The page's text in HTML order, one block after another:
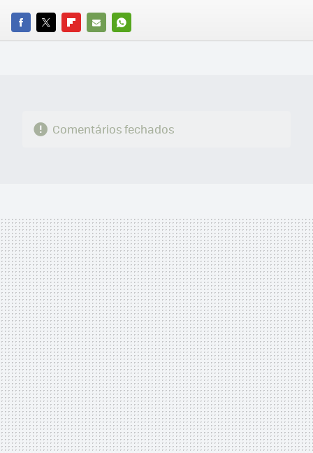
FACEBOOK
TWITTERFLIPBOARD
E-
WHATSAPP
Comentários fechados